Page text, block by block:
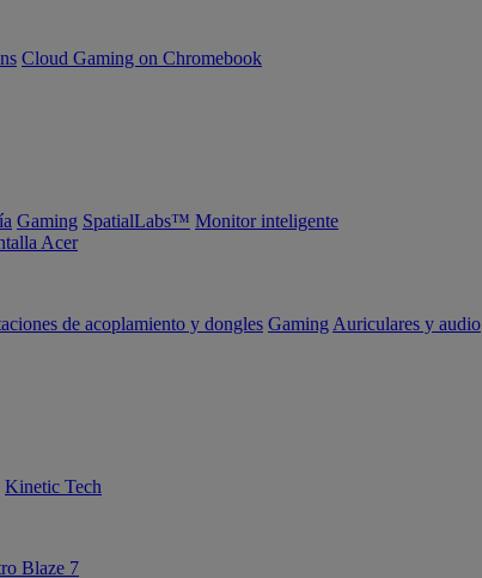
Cloud Gaming on Chromebook
Gaming SpatialLabs™ Monitor inteligente
Acer
de acoplamiento y dongles Gaming Auriculares y audio
Kinetic Tech
Blaze 7